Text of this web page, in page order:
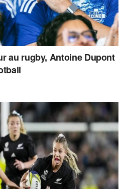
au rugby, Antoine Dupont